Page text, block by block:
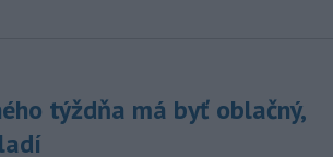
týždňa má byť oblačný,